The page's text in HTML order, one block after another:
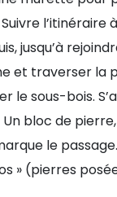
l’itinéraire
jusqu’à
et traverser la
le sous-bois.
bloc de
le
» (pierres